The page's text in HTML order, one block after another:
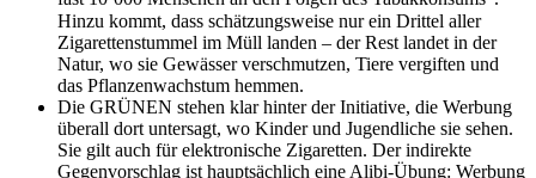
Hinzu kommt, dass schätzungsweise nur ein Drittel aller
Zigarettenstummel im Müll landen – der Rest landet in der
Natur, wo sie Gewässer verschmutzen, Tiere vergiften und
das Pflanzenwachstum hemmen.
Die GRÜNEN stehen klar hinter der Initiative, die Werbung
überall dort untersagt, wo Kinder und Jugendliche sie sehen.
Sie gilt auch für elektronische Zigaretten. Der indirekte
Gegenvorschlag ist hauptsächlich eine Alibi-Übung: Werbung